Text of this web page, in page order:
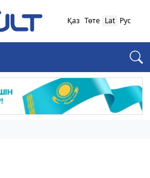
Қаз Төте Lat Рус